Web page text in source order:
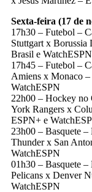
Sexta-feira (17 de
17h30 – Futebol –
Stuttgart x Borussia
Brasil e WatchESPN
17h45 – Futebol –
Amiens x Monaco
WatchESPN
22h00 – Hockey
York Rangers x
ESPN+ e
23h00 – Basquete
Thunder x San
WatchESPN
01h30 – Basquete
Pelicans x Denver
WatchESPN